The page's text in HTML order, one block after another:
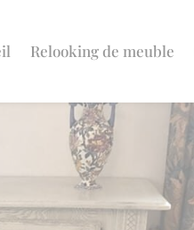
Relooking de meuble